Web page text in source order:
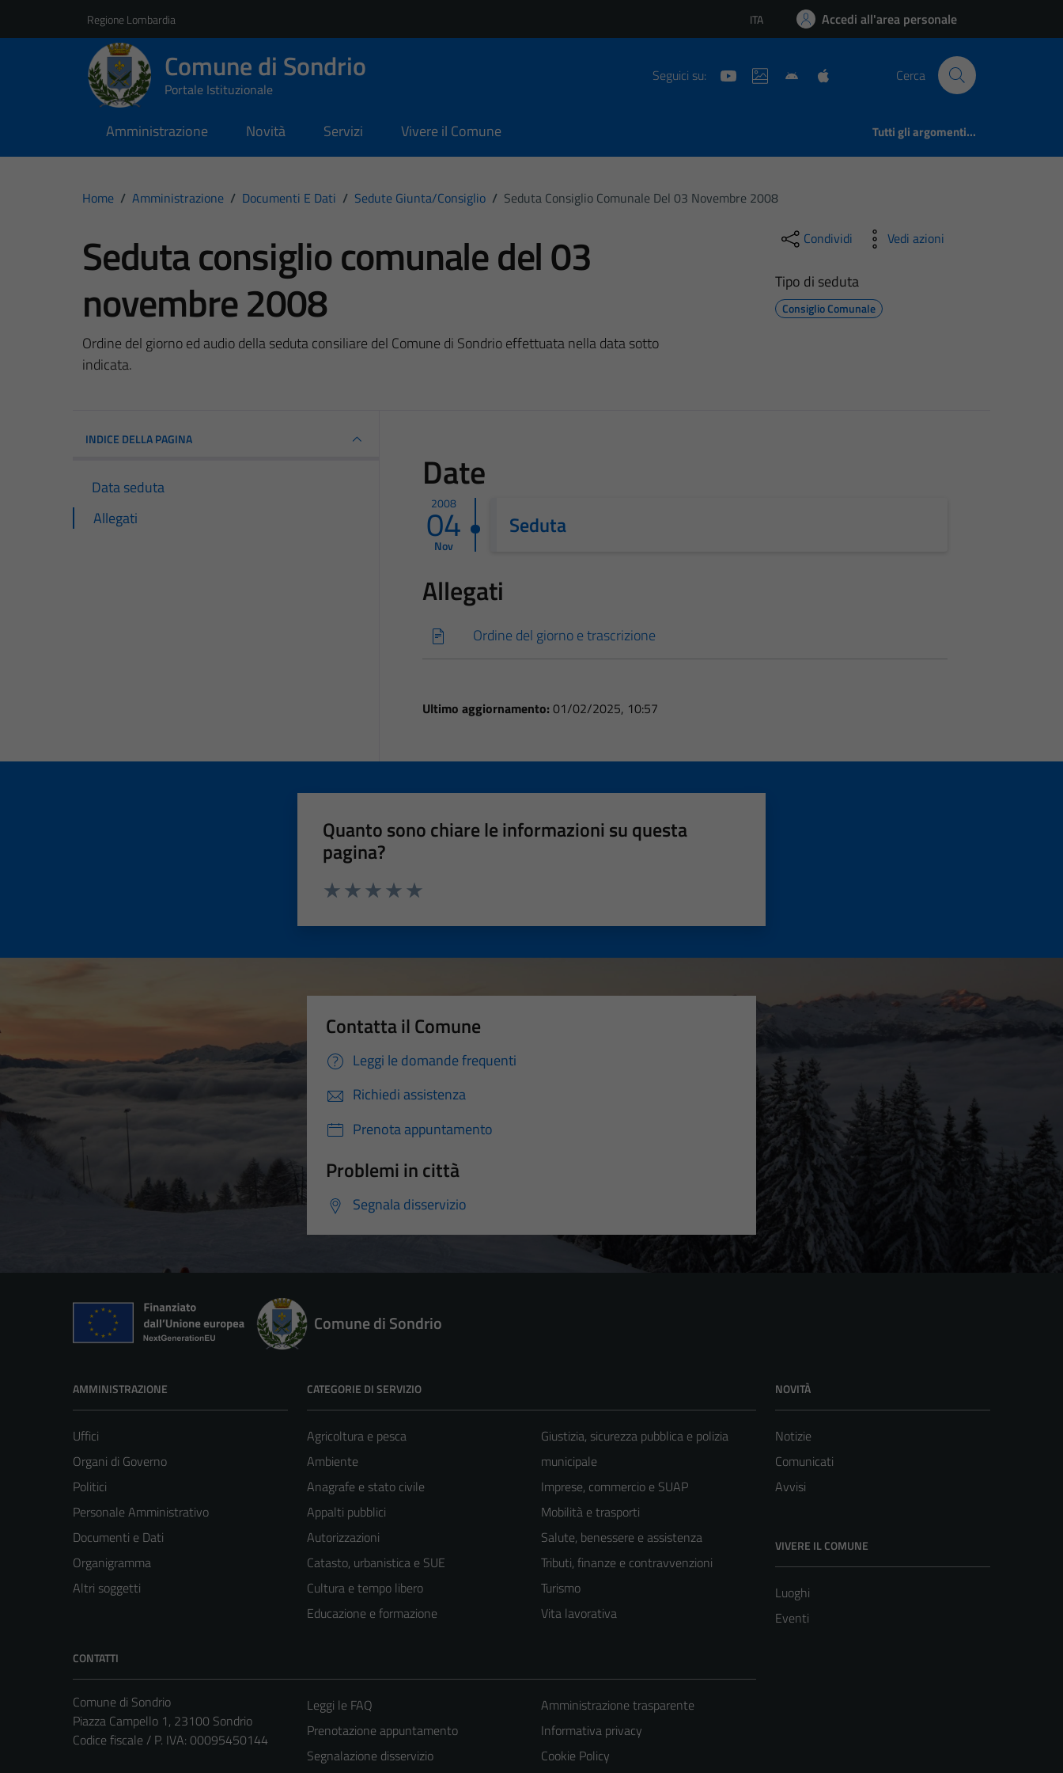
Regione Lombardia Lingua attiva:
ITA Accedi all'area personale
Comune di Sondrio
Portale Istituzionale
Seguici su: Cerca
Amministrazione Novità Servizi Vivere il Comune Tutti gli argomenti...
Home / Amministrazione / Documenti E Dati / Sedute Giunta/consiglio / Seduta Consiglio Comunale Del 03 Novembre 2008
Seduta consiglio comunale del 03
novembre 2008
Ordine del giorno ed audio della seduta consiliare del Comune di Sondrio effettuata nella data sotto
indicata.
Condividi Vedi azioni
Tipo di seduta
Consiglio Comunale
INDICE DELLA PAGINA
Data seduta
Allegati
Date
2008
04
Nov
Seduta
Allegati
Ordine del giorno e trascrizione
Ultimo aggiornamento: 01/02/2025, 10:57
Quanto sono chiare le informazioni su questa
pagina?
Contatta il Comune
Leggi le domande frequenti
Richiedi assistenza
Prenota appuntamento
Problemi in città
Segnala disservizio
Comune di Sondrio
AMMINISTRAZIONE
Uffici
Organi di Governo
Politici
Personale Amministrativo
Documenti e Dati
Organigramma
Altri soggetti
CATEGORIE DI SERVIZIO
Agricoltura e pesca
Ambiente
Anagrafe e stato civile
Appalti pubblici
Autorizzazioni
Catasto, urbanistica e SUE
Cultura e tempo libero
Educazione e formazione
Giustizia, sicurezza pubblica e polizia
municipale
Imprese, commercio e SUAP
Mobilità e trasporti
Salute, benessere e assistenza
Tributi, finanze e contravvenzioni
Turismo
Vita lavorativa
NOVITÀ
Notizie
Comunicati
Avvisi
VIVERE IL COMUNE
Luoghi
Eventi
CONTATTI
Comune di Sondrio
Piazza Campello 1, 23100 Sondrio
Codice fiscale / P. IVA: 00095450144
Leggi le FAQ
Prenotazione appuntamento
Segnalazione disservizio
Amministrazione trasparente
Informativa privacy
Cookie Policy